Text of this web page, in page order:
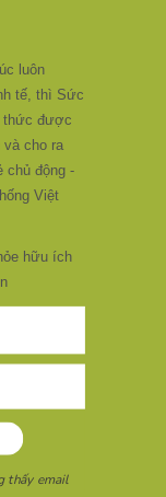
luôn
tế, thì Sức
thức được
và cho ra
chủ động -
Việt
hữu ích